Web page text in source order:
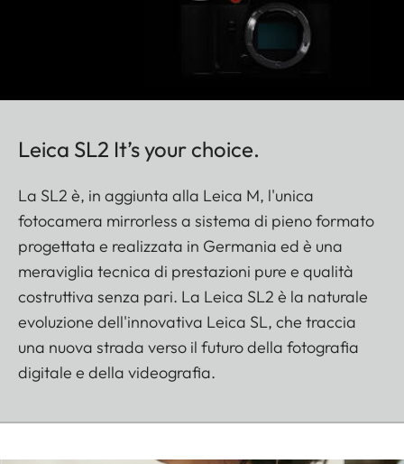
Leica SL2 It’s your choice.
La SL2 è, in aggiunta alla Leica M, l'unica
fotocamera mirrorless a sistema di pieno formato
progettata e realizzata in Germania ed è una
meraviglia tecnica di prestazioni pure e qualità
costruttiva senza pari. La Leica SL2 è la naturale
evoluzione dell'innovativa Leica SL, che traccia
una nuova strada verso il futuro della fotografia
digitale e della videografia.